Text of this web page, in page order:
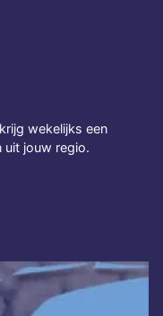
wekelijks een
uit jouw regio.